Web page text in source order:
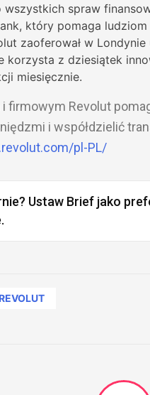
wszystkich spraw
który pomaga
zaoferował w
korzysta z dziesiątek
miesięcznie.
firmowym Revolut
i współdzielić
pl-PL/
Ustaw Brief jako
REVOLUT